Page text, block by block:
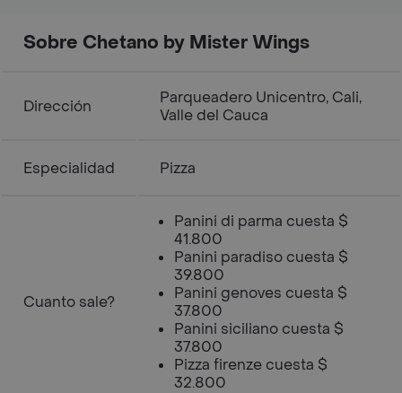
Sobre Chetano by Mister Wings
Dirección
Parqueadero Unicentro, Cali,
Valle del Cauca
Especialidad Pizza
Cuanto sale?
Panini di parma cuesta $
41.800
Panini paradiso cuesta $
39.800
Panini genoves cuesta $
37.800
Panini siciliano cuesta $
37.800
Pizza firenze cuesta $
32.800